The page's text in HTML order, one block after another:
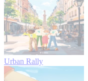
Urban Rally